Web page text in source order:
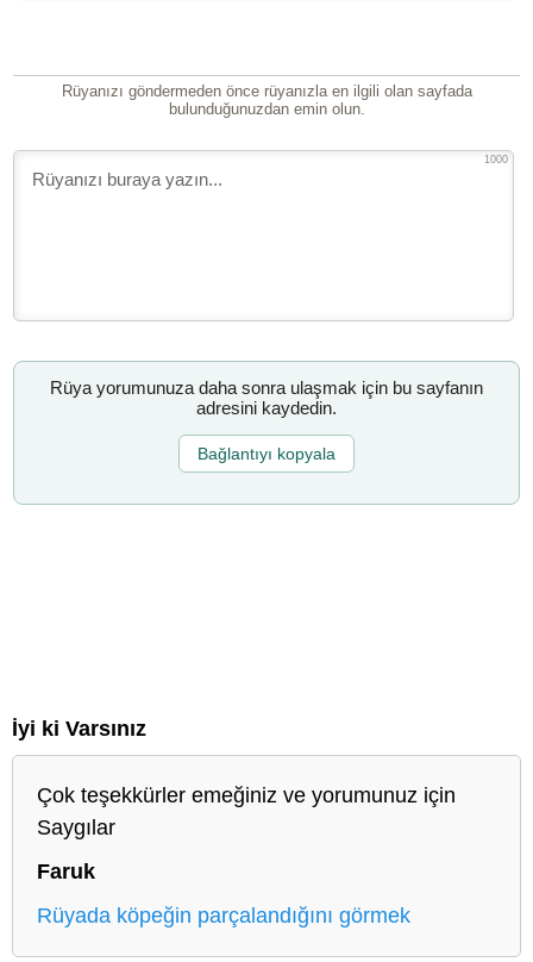
Rüyanızı göndermeden önce rüyanızla en ilgili olan sayfada
bulunduğunuzdan emin olun.
1000
Rüya yorumunuza daha sonra ulaşmak için bu sayfanın
adresini kaydedin.
Bağlantıyı kopyala
İyi ki Varsınız
Çok teşekkürler emeğiniz ve yorumunuz için
Saygılar
Faruk
Rüyada köpeğin parçalandığını görmek